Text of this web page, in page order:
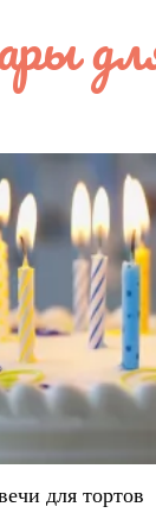
для тортов